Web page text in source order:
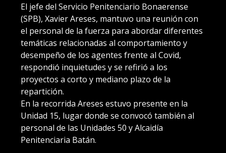
El jefe del Servicio Penitenciario Bonaerense
(SPB), Xavier Areses, mantuvo una reunión con
el personal de la fuerza para abordar diferentes
temáticas relacionadas al comportamiento y
desempeño de los agentes frente al Covid,
respondió inquietudes y se refirió a los
proyectos a corto y mediano plazo de la
repartición.
En la recorrida Areses estuvo presente en la
Unidad 15, lugar donde se convocó también al
personal de las Unidades 50 y Alcaidía
Penitenciaria Batán.